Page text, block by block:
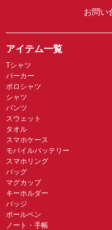
お問い
アイテム一覧
Tシャツ
パーカー
ポロシャツ
シャツ
パンツ
スウェット
タオル
スマホケース
モバイルバッテリー
スマホリング
バッグ
マグカップ
キーホルダー
バッジ
ボールペン
ノート・手帳